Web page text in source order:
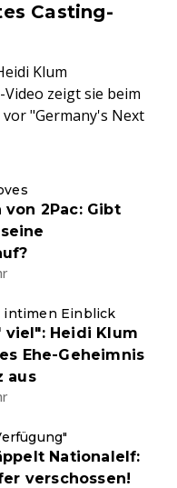
Casting-
Klum
zeigt sie beim
"Germany's Next
2Pac: Gibt
intimen Einblick
Heidi Klum
Ehe-Geheimnis
aus
Nationalelf:
verschossen!